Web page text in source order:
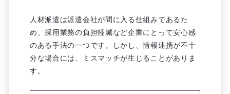
人材派遣は派遣会社が間に入る仕組みであるた
め、採用業務の負担軽減など企業にとって安心感
のある手法の一つです。しかし、情報連携が不十
分な場合には、ミスマッチが生じることがありま
す。